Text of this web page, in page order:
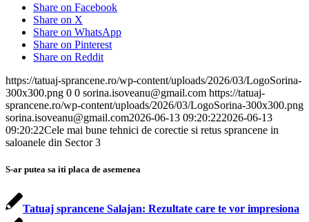
Share on Facebook
Share on X
Share on WhatsApp
Share on Pinterest
Share on Reddit
https://tatuaj-sprancene.ro/wp-content/uploads/2026/03/LogoSorina-
300x300.png 0 0 sorina.isoveanu@gmail.com https://tatuaj-
sprancene.ro/wp-content/uploads/2026/03/LogoSorina-300x300.png
sorina.isoveanu@gmail.com2026-06-13 09:20:222026-06-13
09:20:22Cele mai bune tehnici de corectie si retus sprancene in
saloanele din Sector 3
S-ar putea sa iti placa de asemenea
Tatuaj sprancene Salajan: Rezultate care te vor impresiona